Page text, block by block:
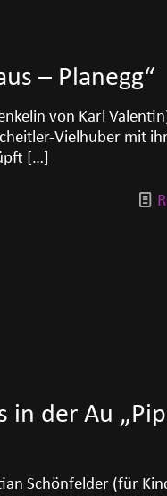
– Planegg“
von Karl
Vielhuber mit
[…]
in der Au
Schönfelder (für